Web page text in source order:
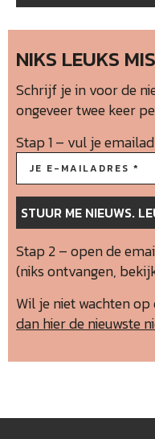
NIKS LEUKS
Schrijf je in voor de
ongeveer twee keer
Stap 1 – vul je
Stap 2 – open de
(niks ontvangen,
Wil je niet wachten
dan hier de nieuwste